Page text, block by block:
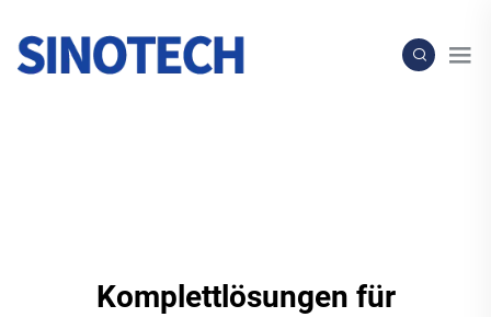
Komplettlösungen für